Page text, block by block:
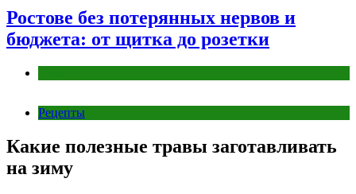
Ростове без потерянных нервов и
бюджета: от щитка до розетки
Рецепты
Какие полезные травы заготавливать
на зиму